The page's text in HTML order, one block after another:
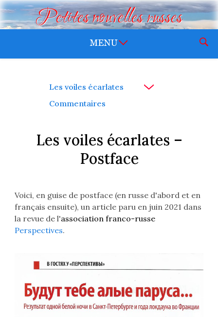
Petites nouvelles russes
Les voiles écarlates
Commentaires
Les voiles écarlates –
Postface
Voici, en guise de postface (en russe d'abord et en
français ensuite), un article paru en juin 2021 dans
la revue de l'association franco-russe
Perspectives.